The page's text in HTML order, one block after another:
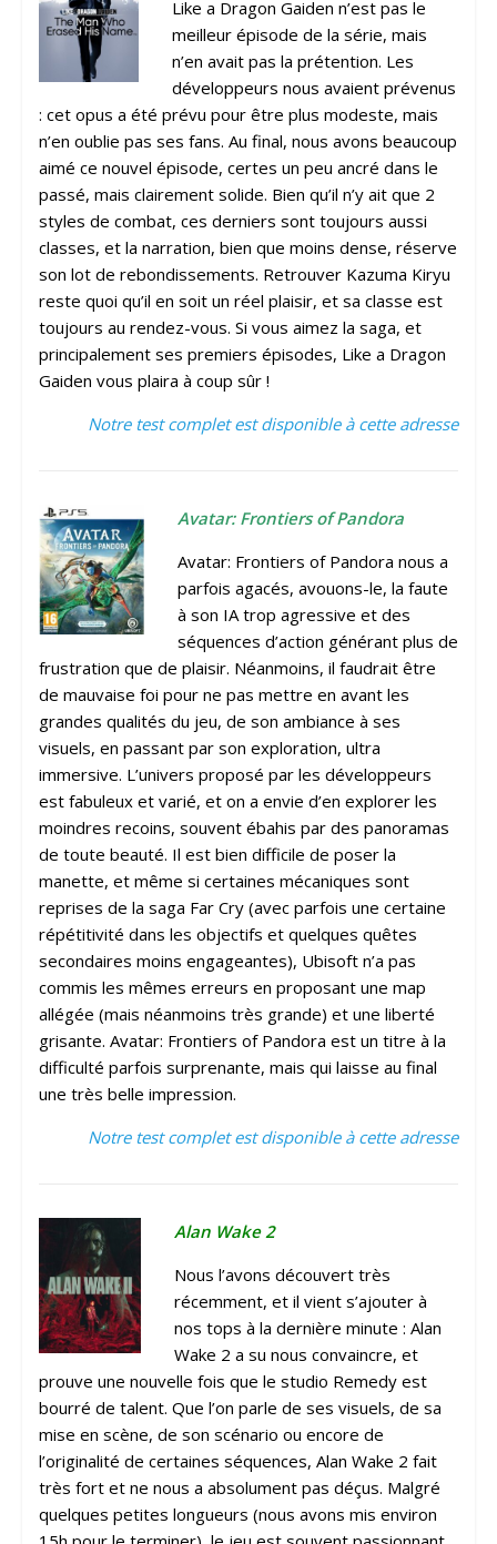
Like a Dragon Gaiden n’est pas le
meilleur épisode de la série, mais
n’en avait pas la prétention. Les
développeurs nous avaient prévenus
: cet opus a été prévu pour être plus modeste, mais
n’en oublie pas ses fans. Au final, nous avons beaucoup
aimé ce nouvel épisode, certes un peu ancré dans le
passé, mais clairement solide. Bien qu’il n’y ait que 2
styles de combat, ces derniers sont toujours aussi
classes, et la narration, bien que moins dense, réserve
son lot de rebondissements. Retrouver Kazuma Kiryu
reste quoi qu’il en soit un réel plaisir, et sa classe est
toujours au rendez-vous. Si vous aimez la saga, et
principalement ses premiers épisodes, Like a Dragon
Gaiden vous plaira à coup sûr !
Notre test complet est disponible à cette adresse
Avatar: Frontiers of Pandora
Avatar: Frontiers of Pandora nous a
parfois agacés, avouons-le, la faute
à son IA trop agressive et des
séquences d’action générant plus de
frustration que de plaisir. Néanmoins, il faudrait être
de mauvaise foi pour ne pas mettre en avant les
grandes qualités du jeu, de son ambiance à ses
visuels, en passant par son exploration, ultra
immersive. L’univers proposé par les développeurs
est fabuleux et varié, et on a envie d’en explorer les
moindres recoins, souvent ébahis par des panoramas
de toute beauté. Il est bien difficile de poser la
manette, et même si certaines mécaniques sont
reprises de la saga Far Cry (avec parfois une certaine
répétitivité dans les objectifs et quelques quêtes
secondaires moins engageantes), Ubisoft n’a pas
commis les mêmes erreurs en proposant une map
allégée (mais néanmoins très grande) et une liberté
grisante. Avatar: Frontiers of Pandora est un titre à la
difficulté parfois surprenante, mais qui laisse au final
une très belle impression.
Notre test complet est disponible à cette adresse
Alan Wake 2
Nous l’avons découvert très
récemment, et il vient s’ajouter à
nos tops à la dernière minute : Alan
Wake 2 a su nous convaincre, et
prouve une nouvelle fois que le studio Remedy est
bourré de talent. Que l’on parle de ses visuels, de sa
mise en scène, de son scénario ou encore de
l’originalité de certaines séquences, Alan Wake 2 fait
très fort et ne nous a absolument pas déçus. Malgré
quelques petites longueurs (nous avons mis environ